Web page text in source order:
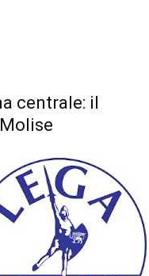
centrale: il